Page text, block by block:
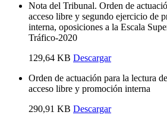
Nota del Tribunal. Orden de
acceso libre y segundo ejercicio de
interna, oposiciones a la Escala
Tráfico-2020
129,64 KB Descargar
Orden de actuación para la lectura
acceso libre y promoción interna
290,91 KB Descargar